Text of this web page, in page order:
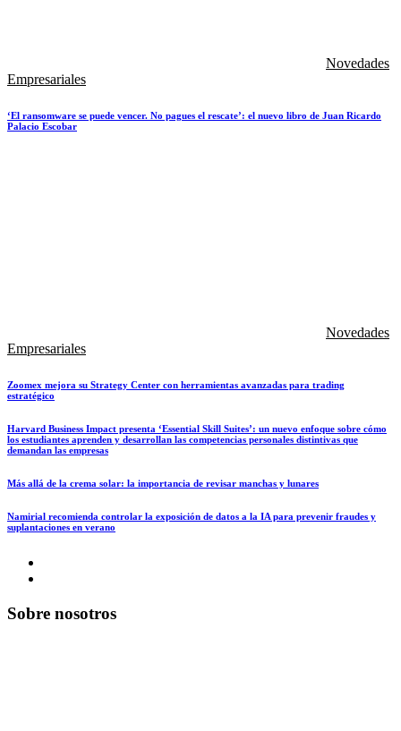
Novedades
Empresariales
‘El ransomware se puede vencer. No pagues el rescate’: el nuevo libro de Juan Ricardo
Palacio Escobar
Novedades
Empresariales
Zoomex mejora su Strategy Center con herramientas avanzadas para trading
estratégico
Harvard Business Impact presenta ‘Essential Skill Suites’: un nuevo enfoque sobre cómo
los estudiantes aprenden y desarrollan las competencias personales distintivas que
demandan las empresas
Más allá de la crema solar: la importancia de revisar manchas y lunares
Namirial recomienda controlar la exposición de datos a la IA para prevenir fraudes y
suplantaciones en verano
Sobre nosotros